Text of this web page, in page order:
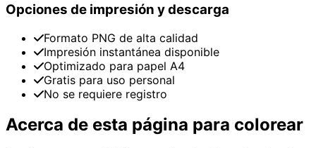
Opciones de impresión y descarga
Formato PNG de alta calidad
Impresión instantánea disponible
Optimizado para papel A4
Gratis para uso personal
No se requiere registro
Acerca de esta página para colorear